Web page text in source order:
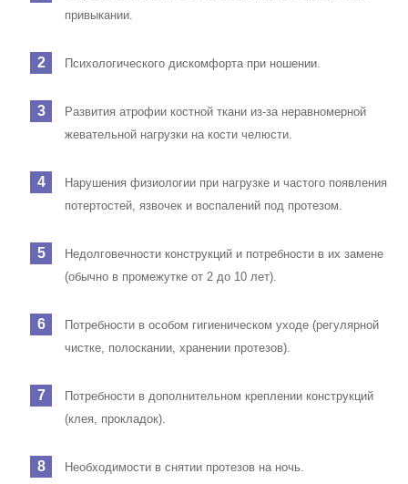
привыкании.
Психологического дискомфорта при ношении.
Развития атрофии костной ткани из-за неравномерной
жевательной нагрузки на кости челюсти.
Нарушения физиологии при нагрузке и частого появления
потертостей, язвочек и воспалений под протезом.
Недолговечности конструкций и потребности в их замене
(обычно в промежутке от 2 до 10 лет).
Потребности в особом гигиеническом уходе (регулярной
чистке, полоскании, хранении протезов).
Потребности в дополнительном креплении конструкций
(клея, прокладок).
Необходимости в снятии протезов на ночь.